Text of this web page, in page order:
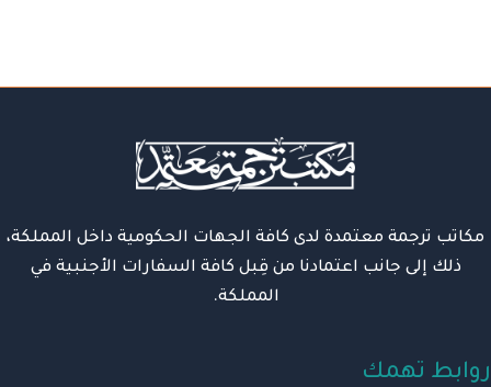
مكاتب ترجمة معتمدة لدى كافة الجهات الحكومية داخل المملكة،
ذلك إلى جانب اعتمادنا من قِبل كافة السفارات الأجنبية في
المملكة.
روابط تهمك